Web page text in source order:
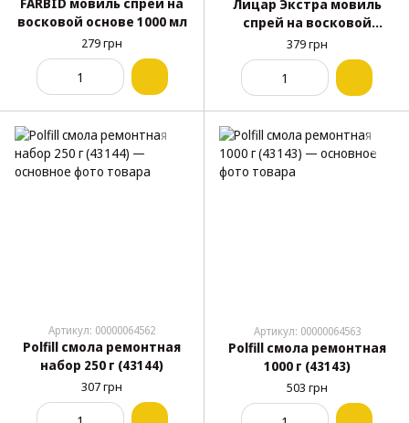
восковой основе 1000 мл
279 грн
Лицар Экстра мовиль
спрей на восковой
основе 1000 мл
379 грн
Артикул: 00000064562
Polfill смола ремонтная
набор 250 г (43144)
307 грн
Артикул: 00000064563
Polfill смола ремонтная
1000 г (43143)
503 грн